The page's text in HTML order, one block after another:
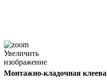
Увеличить
изображение
Монтажно-кладочная